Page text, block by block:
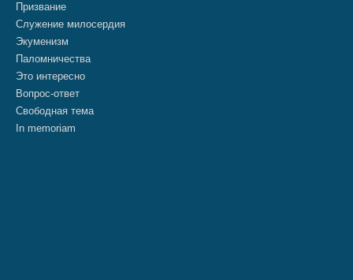
Призвание
Служение милосердия
Экуменизм
Паломничества
Это интересно
Вопрос-ответ
Свободная тема
In memoriam